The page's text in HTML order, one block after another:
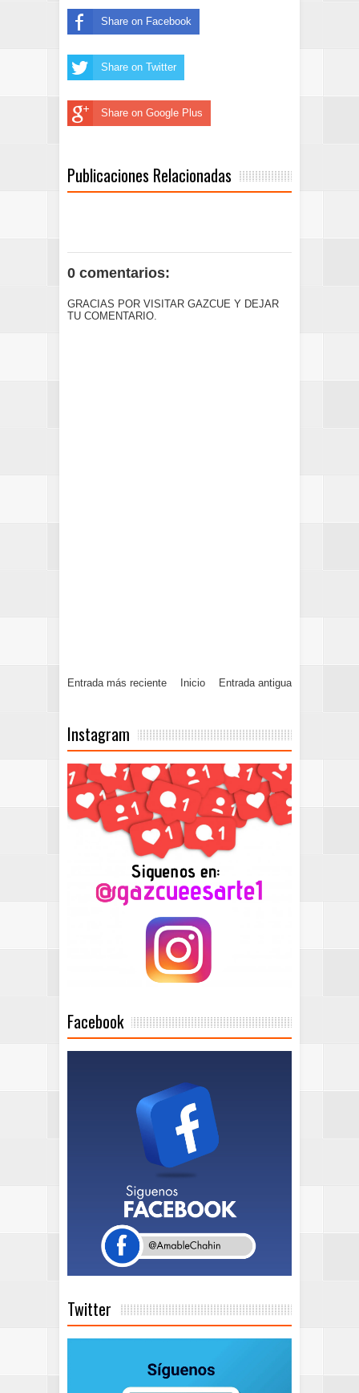
Share on Facebook
Share on Twitter
Share on Google Plus
Publicaciones Relacionadas
0 comentarios:
GRACIAS POR VISITAR GAZCUE Y DEJAR
TU COMENTARIO.
Entrada más reciente Entrada antigua
Inicio
Instagram
Facebook
Twitter